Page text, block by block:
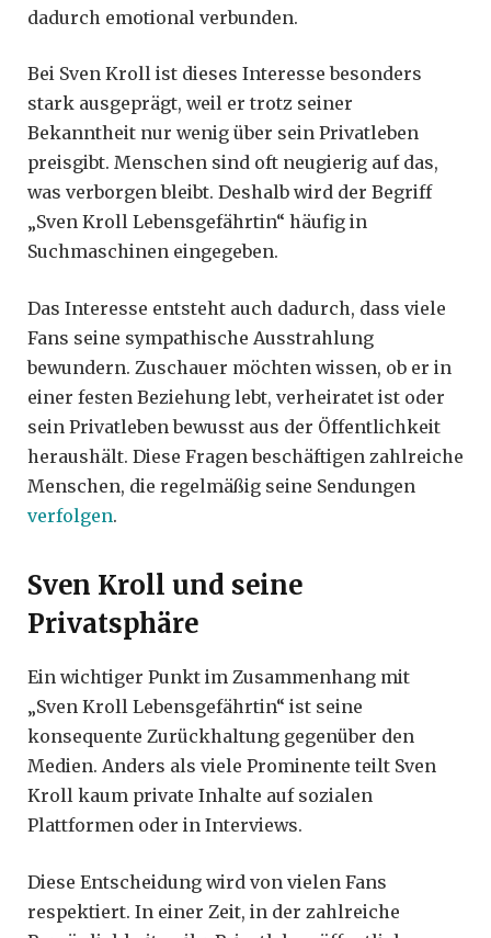
dadurch emotional verbunden.
Bei Sven Kroll ist dieses Interesse besonders
stark ausgeprägt, weil er trotz seiner
Bekanntheit nur wenig über sein Privatleben
preisgibt. Menschen sind oft neugierig auf das,
was verborgen bleibt. Deshalb wird der Begriff
„Sven Kroll Lebensgefährtin“ häufig in
Suchmaschinen eingegeben.
Das Interesse entsteht auch dadurch, dass viele
Fans seine sympathische Ausstrahlung
bewundern. Zuschauer möchten wissen, ob er in
einer festen Beziehung lebt, verheiratet ist oder
sein Privatleben bewusst aus der Öffentlichkeit
heraushält. Diese Fragen beschäftigen zahlreiche
Menschen, die regelmäßig seine Sendungen
verfolgen.
Sven Kroll und seine
Privatsphäre
Ein wichtiger Punkt im Zusammenhang mit
„Sven Kroll Lebensgefährtin“ ist seine
konsequente Zurückhaltung gegenüber den
Medien. Anders als viele Prominente teilt Sven
Kroll kaum private Inhalte auf sozialen
Plattformen oder in Interviews.
Diese Entscheidung wird von vielen Fans
respektiert. In einer Zeit, in der zahlreiche